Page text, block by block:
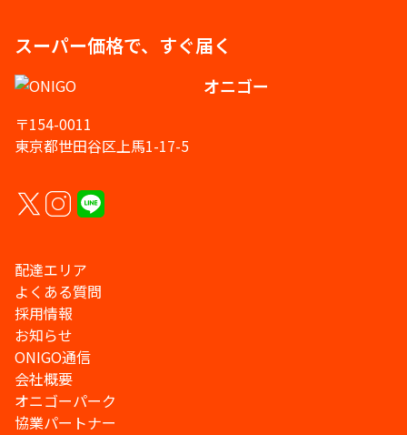
スーパー価格で、すぐ届く
オニゴー
〒154-0011
東京都世田谷区上馬1-17-5
配達エリア
よくある質問
採用情報
お知らせ
ONIGO通信
会社概要
オニゴーパーク
協業パートナー